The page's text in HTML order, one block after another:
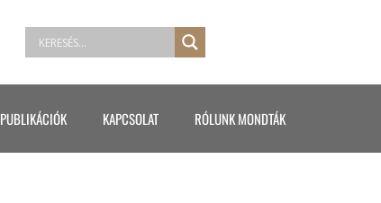
PUBLIKÁCIÓK KAPCSOLAT RÓLUNK MONDTÁK